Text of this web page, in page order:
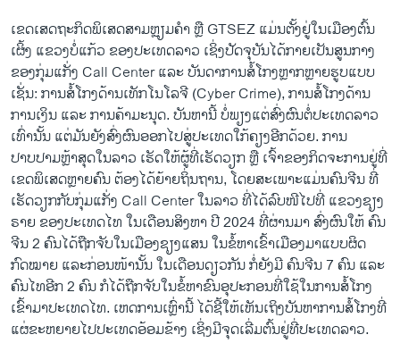
ເຂດເສດຖະກິດພິເສດສາມຫຼຽມຄຳ ຫຼື GTSEZ ແມ່ນຕັ້ງຢູ່ໃນເມືອງຕົ້ນ
ເຜິ້ງ ແຂວງບໍ່ແກ້ວ ຂອງປະເທດລາວ ເຊິ່ງປັດຈຸບັນໄດ້ກາຍເປັນສູນກາງ
ຂອງກຸ່ມແກັ່ງ Call Center ແລະ ບັນດາການສໍ້ໂກງຫຼາກຫຼາຍຮູບແບບ
ເຊັ່ນ: ການສໍ້ໂກງດ້ານເທັກໂນໂລຈີ (Cyber Crime), ການສໍ້ໂກງດ້ານ
ການເງິນ ແລະ ການຄ້າມະນຸດ. ບັນຫານີ້ ບໍ່ພຽງແຕ່ສົ່ງຜົນຕໍ່ປະເທດລາວ
ເທົ່ານັ້ນ ແຕ່ມັນຍັງສົ່ງຜົນອອກໄປສູ່ປະເທດໃກ້ຄຽງອີກດ້ວຍ. ການ
ປາບປາມຫຼ້າສຸດໃນລາວ ເຮັດໃຫ້ຜູ້ທີ່ເຮັດວຽກ ຫຼື ເຈົ້າຂອງກິດຈະການຢູ່ທີ່
ເຂດພິເສດຫຼາຍຄົນ ຕ້ອງໄດ້ຍ້າຍຖິ່ນຖານ, ໂດຍສະເພາະແມ່ນຄົນຈີນ ທີ່
ເຮັດວຽກກັບກຸ່ມແກັ່ງ Call Center ໃນລາວ ທີ່ໄດ້ລົບໜີໄປທີ່ ແຂວງຊຽງ
ຣາຍ ຂອງປະເທດໄທ ໃນເດືອນສິງຫາ ປີ 2024 ທີ່ຜ່ານມາ ສົ່ງຜົນໃຫ້ ຄົນ
ຈີນ 2 ຄົນໄດ້ຖືກຈັບໃນເມືອງຊຽງແສນ ໃນຂໍ້ຫາເຂົ້າເມືອງມາແບບຜິດ
ກົດໝາຍ ແລະກ່ອນໜ້ານັ້ນ ໃນເດືອນດຽວກັນ ກໍ່ຍັງມີ ຄົນຈີນ 7 ຄົນ ແລະ
ຄົນໄທອີກ 2 ຄົນ ກໍໄດ້ຖືກຈັບໃນຂໍ້ຫາຂົນອຸປະກອນທີ່ໃຊ້ໃນການສໍ້ໂກງ
ເຂົ້າມາປະເທດໄທ. ເຫດການເຫຼົ່ານີ້ ໄດ້ຊີ້ໃຫ້ເຫັນເຖິງບັນຫາການສໍ້ໂກງທີ່
ແຜ່ຂະຫຍາຍໄປປະເທດອ້ອມຂ້າງ ເຊິ່ງມີຈຸດເລີ່ມຕົ້ນຢູ່ທີ່ປະເທດລາວ.